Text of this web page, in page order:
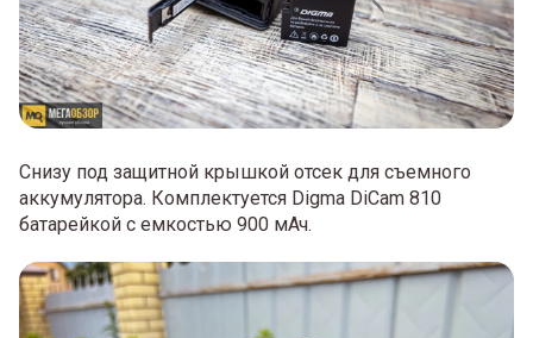
Снизу под защитной крышкой отсек для съемного
аккумулятора. Комплектуется Digma DiCam 810
батарейкой с емкостью 900 мАч.